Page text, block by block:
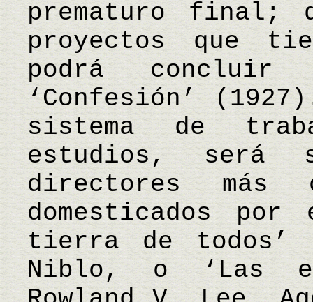
prematuro final;
proyectos que
podrá concluir
‘Confesión’
sistema de
estudios, será
directores más
domesticados
tierra de todos’
Niblo, o ‘Las